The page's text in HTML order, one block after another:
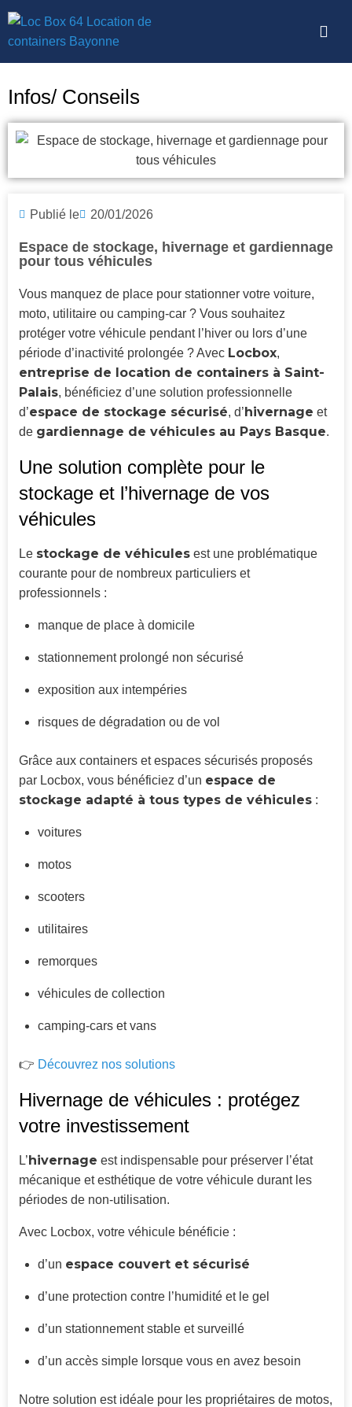
Infos/ Conseils
Publié le 20/01/2026
Espace de stockage, hivernage et gardiennage
pour tous véhicules
Vous manquez de place pour stationner votre voiture,
moto, utilitaire ou camping-car ? Vous souhaitez
protéger votre véhicule pendant l’hiver ou lors d’une
période d’inactivité prolongée ? Avec Locbox,
entreprise de location de containers à Saint-
Palais, bénéficiez d’une solution professionnelle
d’espace de stockage sécurisé, d’hivernage et
de gardiennage de véhicules au Pays Basque.
Une solution complète pour le
stockage et l’hivernage de vos
véhicules
Le stockage de véhicules est une problématique
courante pour de nombreux particuliers et
professionnels :
manque de place à domicile
stationnement prolongé non sécurisé
exposition aux intempéries
risques de dégradation ou de vol
Grâce aux containers et espaces sécurisés proposés
par Locbox, vous bénéficiez d’un espace de
stockage adapté à tous types de véhicules :
voitures
motos
scooters
utilitaires
remorques
véhicules de collection
camping-cars et vans
👉 Découvrez nos solutions
Hivernage de véhicules : protégez
votre investissement
L’hivernage est indispensable pour préserver l’état
mécanique et esthétique de votre véhicule durant les
périodes de non-utilisation.
Avec Locbox, votre véhicule bénéficie :
d’un espace couvert et sécurisé
d’une protection contre l’humidité et le gel
d’un stationnement stable et surveillé
d’un accès simple lorsque vous en avez besoin
Notre solution est idéale pour les propriétaires de motos,